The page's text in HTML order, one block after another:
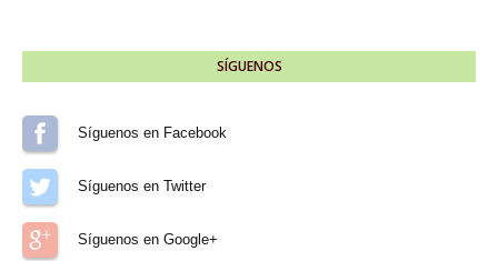
SÍGUENOS
Síguenos en Facebook
Síguenos en Twitter
Síguenos en Google+